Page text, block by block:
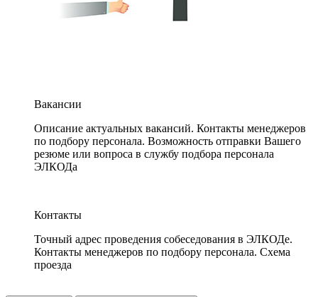
Вакансии
Описание актуальных вакансий. Контакты менеджеров
по подбору персонала. Возможность отправки Вашего
резюме или вопроса в службу подбора персонала
ЭЛКОДа
Контакты
Точный адрес проведения собеседования в ЭЛКОДе.
Контакты менеджеров по подбору персонала. Схема
проезда